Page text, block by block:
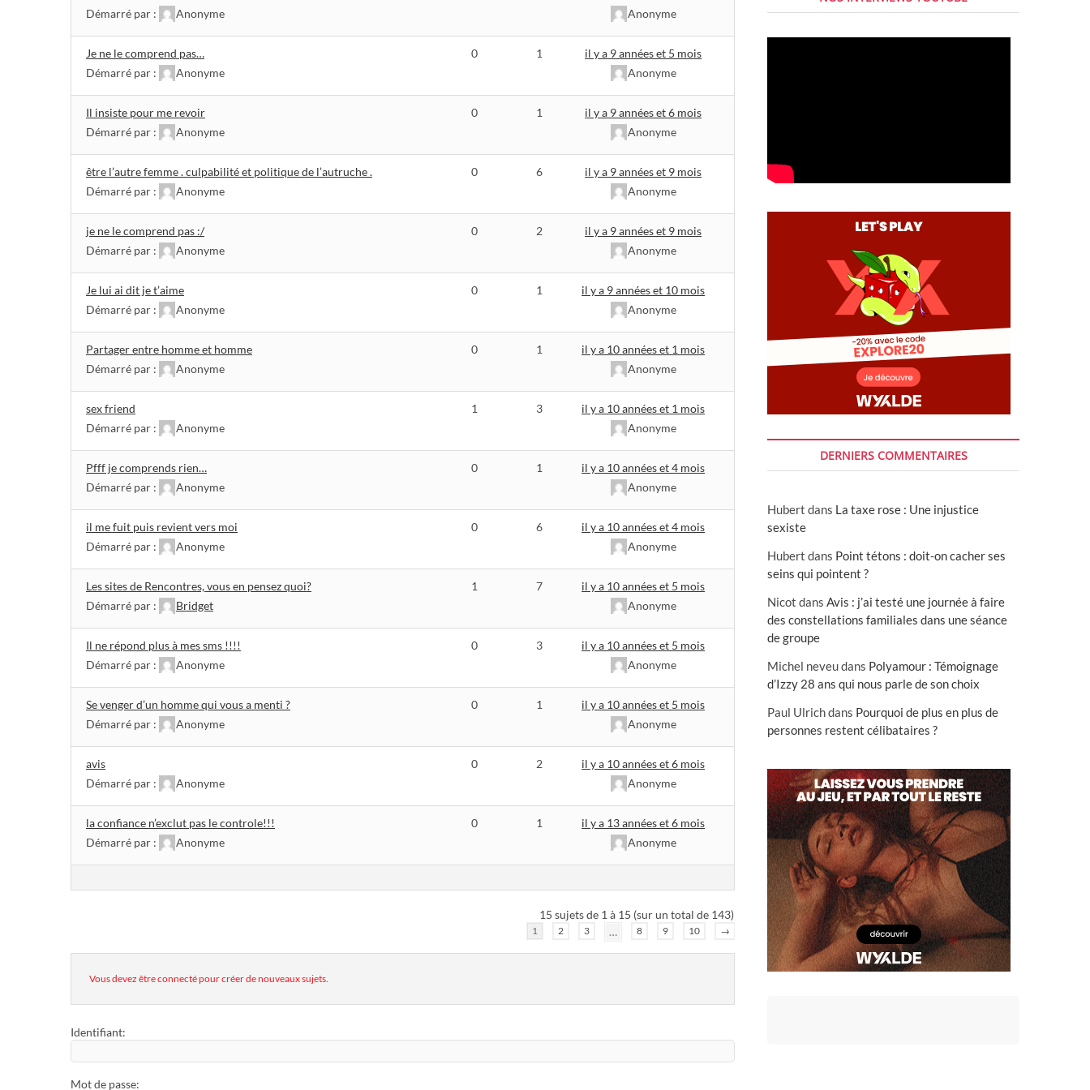
Démarré par :
Anonyme
Anonyme
Je ne le comprend pas…
Démarré par :
Anonyme
0 1
il y a 9 années et 5 mois
Anonyme
Il insiste pour me revoir
Démarré par :
Anonyme
0 1
il y a 9 années et 6 mois
Anonyme
être l’autre femme . culpabilité et politique de l’autruche .
Démarré par :
Anonyme
0 6
il y a 9 années et 9 mois
Anonyme
je ne le comprend pas :/
Démarré par :
Anonyme
0 2
il y a 9 années et 9 mois
Anonyme
Je lui ai dit je t’aime
Démarré par :
Anonyme
0 1
il y a 9 années et 10 mois
Anonyme
Partager entre homme et homme
Démarré par :
Anonyme
0 1
il y a 10 années et 1 mois
Anonyme
sex friend
Démarré par :
Anonyme
1 3
il y a 10 années et 1 mois
Anonyme
Pfff je comprends rien…
Démarré par :
Anonyme
0 1
il y a 10 années et 4 mois
Anonyme
il me fuit puis revient vers moi
Démarré par :
Anonyme
0 6
il y a 10 années et 4 mois
Anonyme
Les sites de Rencontres, vous en pensez quoi?
Démarré par :
Bridget
1 7
il y a 10 années et 5 mois
Anonyme
Il ne répond plus à mes sms !!!!
Démarré par :
Anonyme
0 3
il y a 10 années et 5 mois
Anonyme
Se venger d’un homme qui vous a menti ?
Démarré par :
Anonyme
0 1
il y a 10 années et 5 mois
Anonyme
avis
Démarré par :
Anonyme
0 2
il y a 10 années et 6 mois
Anonyme
la confiance n’exclut pas le controle!!!
Démarré par :
Anonyme
0 1
il y a 13 années et 6 mois
Anonyme
15 sujets de 1 à 15 (sur un total de 143)
1 2 3 … 8 9 10 →
Vous devez être connecté pour créer de nouveaux sujets.
Identifiant:
Mot de passe:
DERNIERS COMMENTAIRES
Hubert dans La taxe rose : Une injustice
sexiste
Hubert dans Point tétons : doit-on cacher ses
seins qui pointent ?
Nicot dans Avis : j’ai testé une journée à faire
des constellations familiales dans une séance
de groupe
Michel neveudans Polyamour : Témoignage
d’Izzy 28 ans qui nous parle de son choix
Paul Ulrichdans Pourquoi de plus en plus de
personnes restent célibataires ?